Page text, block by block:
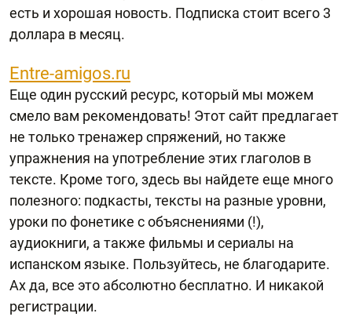
есть и хорошая новость. Подписка стоит всего 3
доллара в месяц.
Entre-amigos.ru
Еще один русский ресурс, который мы можем
смело вам рекомендовать! Этот сайт предлагает
не только тренажер спряжений, но также
упражнения на употребление этих глаголов в
тексте. Кроме того, здесь вы найдете еще много
полезного: подкасты, тексты на разные уровни,
уроки по фонетике с объяснениями (!),
аудиокниги, а также фильмы и сериалы на
испанском языке. Пользуйтесь, не благодарите.
Ах да, все это абсолютно бесплатно. И никакой
регистрации.